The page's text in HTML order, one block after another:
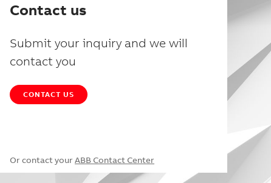
Contact us
Submit your inquiry and we will
contact you
CONTACT US
Or contact your ABB Contact Center